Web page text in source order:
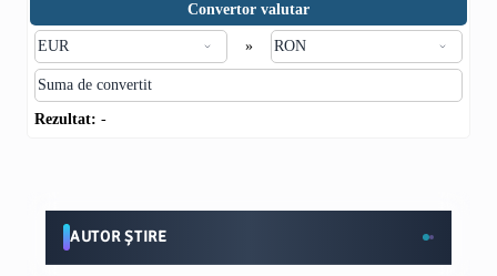
Convertor valutar
»
Rezultat: -
AUTOR ȘTIRE